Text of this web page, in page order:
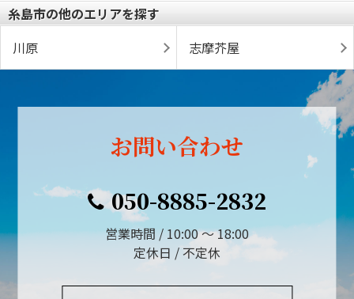
糸島市の他のエリアを探す
川原
志摩芥屋
お問い合わせ
050-8885-2832
営業時間 / 10:00 ～ 18:00
定休日 / 不定休